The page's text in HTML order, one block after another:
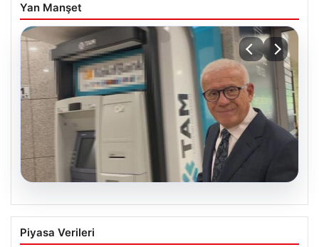
Yan Manşet
06.08.2026
Ertuğrul Özkök ifade verdi. “Aklımın
ucundan bile geçmez”
Piyasa Verileri